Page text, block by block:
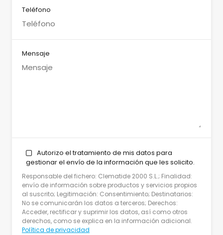
Teléfono
Mensaje
Autorizo el tratamiento de mis datos para
gestionar el envío de la información que les solicito.
Responsable del fichero: Clematide 2000 S.L.; Finalidad:
envío de información sobre productos y servicios propios
al suscrito; Legitimación: Consentimiento; Destinatarios:
No se comunicarán los datos a terceros; Derechos:
Acceder, rectificar y suprimir los datos, así como otros
derechos, como se explica en la información adicional.
Política de privacidad